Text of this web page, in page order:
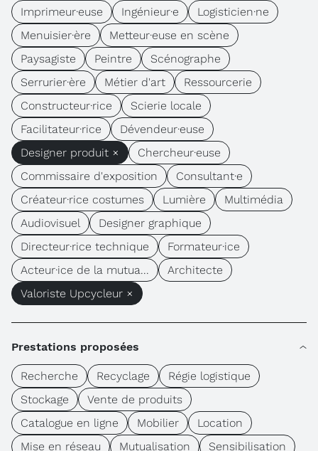
Imprimeur·euse Ingénieur·e
Logisticien·ne
Menuisier·ère
Metteur·euse en scène
Paysagiste
Peintre
Scénographe
Serrurier·ère
Métier d'art
Ressourcerie
Constructeur·rice
Scierie locale
Facilitateur·rice
Dévendeur·euse
Designer produit ×
Chercheur·euse
Commissaire d'exposition
Consultant·e
Créateur·rice costumes
Lumière
Multimédia
Audiovisuel
Designer graphique
Directeur·rice technique
Formateur·ice
Acteur·ice de la mutua...
Architecte
Valoriste Upcycleur ×
Prestations proposées
Recherche Recyclage
Régie logistique
Stockage
Vente de produits
Catalogue en ligne
Mobilier
Location
Mise en réseau
Mutualisation Sensibilisation